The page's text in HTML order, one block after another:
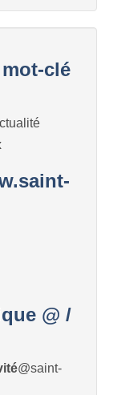
clé
@ /
@saint-